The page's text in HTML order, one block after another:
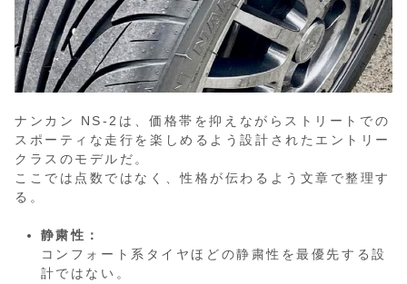
ナンカン NS-2は、価格帯を抑えながらストリートでの
スポーティな走行を楽しめるよう設計されたエントリー
クラスのモデルだ。
ここでは点数ではなく、性格が伝わるよう文章で整理す
る。
静粛性：
コンフォート系タイヤほどの静粛性を最優先する設
計ではない。